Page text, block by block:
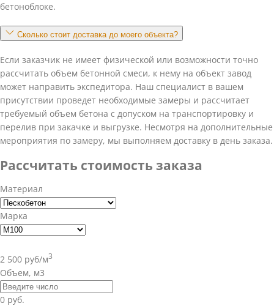
бетоноблоке.
Сколько стоит доставка до моего объекта?
Если заказчик не имеет физической или возможности точно
рассчитать объем бетонной смеси, к нему на объект завод
может направить экспедитора. Наш специалист в вашем
присутствии проведет необходимые замеры и рассчитает
требуемый объем бетона с допуском на транспортировку и
перелив при закачке и выгрузке. Несмотря на дополнительные
мероприятия по замеру, мы выполняем доставку в день заказа.
Рассчитать стоимость заказа
Материал
Марка
2 500 руб/м3
Объем, м3
0 руб.